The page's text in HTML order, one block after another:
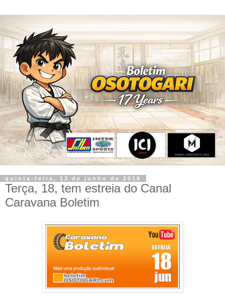
quinta-feira, 13 de junho de 2019
Terça, 18, tem estreia do Canal
Caravana Boletim